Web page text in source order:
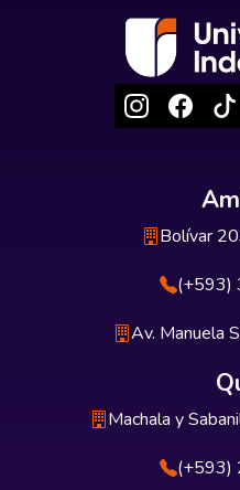
Bolívar
(+593)
Av. Manuela
Machala y
(+593)